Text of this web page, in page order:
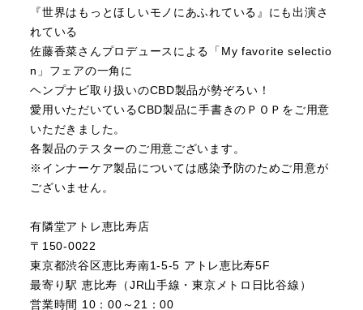
『世界はもっとほしいモノにあふれている』にも出演さ
れている
佐藤香菜さんプロデュースによる「My favorite selectio
n」フェアの一角に
ヘンプナビ取り扱いのCBD製品が勢ぞろい！
愛用いただいているCBD製品に手書きのＰＯＰをご用意
いただきました。
各製品のテスターのご用意ございます。
※インナーケア製品については感染予防のためご用意が
ございません。
有隣堂アトレ恵比寿店
〒150-0022
東京都渋谷区恵比寿南1-5-5 アトレ恵比寿5F
最寄り駅 恵比寿（JR山手線・東京メトロ日比谷線）
営業時間 10：00～21：00